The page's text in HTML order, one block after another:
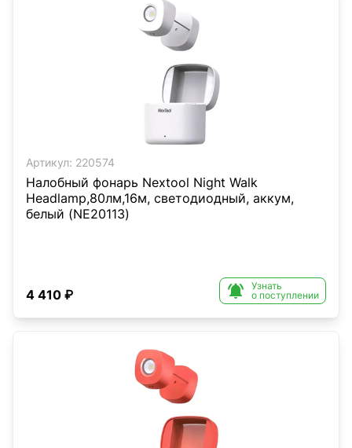
Артикул: 220574
Налобный фонарь Nextool Night Walk
Headlamp,80лм,16м, светодиодный, аккум,
белый (NE20113)
4 410 ₽ 
Узнать
о поступлении